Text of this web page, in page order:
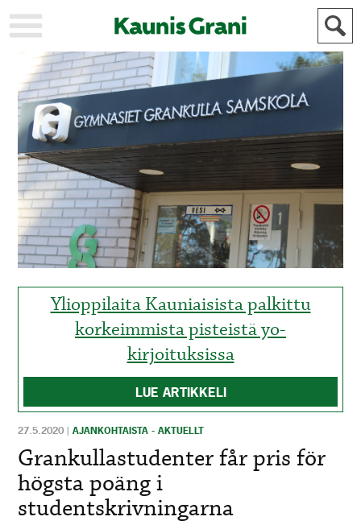
KAUPUNKI
STADEN
AJANKOHTAISTA
URHEILU
IDROTT
KULTTUURI
KULTUR
HISTORIA
HISTORIA
YLEINEN
ALLMÄN
MAINOSTAJILLE
FÖR
ANNONSÖRER
Ylioppilaita Kauniaisista palkittu
korkeimmista pisteistä yo-
kirjoituksissa
LUE ARTIKKELI
27.5.2020 |AJANKOHTAISTA - AKTUELLT
Grankullastudenter får pris för
högsta poäng i
studentskrivningarna